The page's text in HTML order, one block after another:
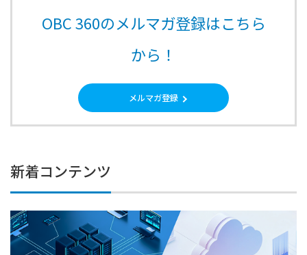
OBC 360のメルマガ登録はこちら
から！
メルマガ登録
新着コンテンツ